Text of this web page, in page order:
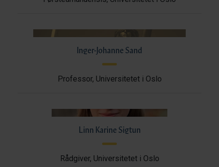
Inger-Johanne Sand
Professor, Universitetet i Oslo
Linn Karine Sigtun
Rådgiver, Universitetet i Oslo